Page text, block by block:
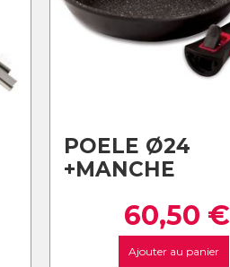
POELE Ø24
+MANCHE
60,50 €
Ajouter au panier